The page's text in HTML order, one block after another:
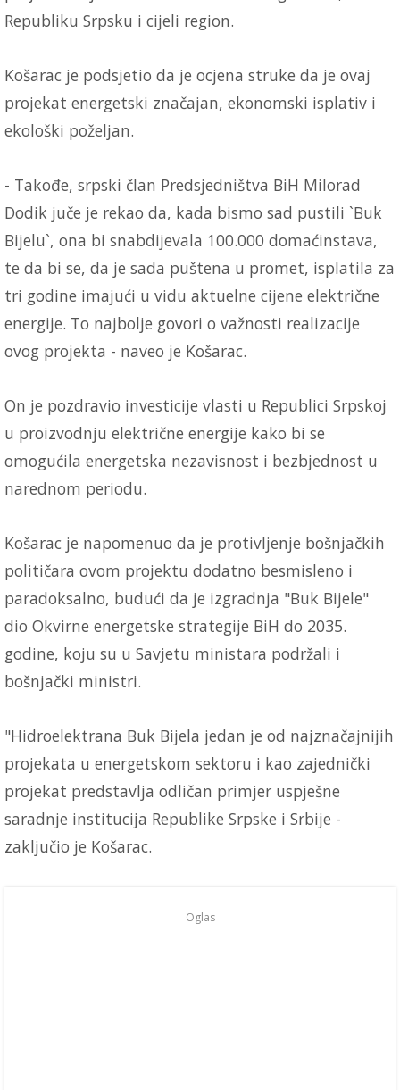
Republiku Srpsku i cijeli region.
Košarac je podsjetio da je ocjena struke da je ovaj
projekat energetski značajan, ekonomski isplativ i
ekološki poželjan.
- Takođe, srpski član Predsjedništva BiH Milorad
Dodik juče je rekao da, kada bismo sad pustili `Buk
Bijelu`, ona bi snabdijevala 100.000 domaćinstava,
te da bi se, da je sada puštena u promet, isplatila za
tri godine imajući u vidu aktuelne cijene električne
energije. To najbolje govori o važnosti realizacije
ovog projekta - naveo je Košarac.
On je pozdravio investicije vlasti u Republici Srpskoj
u proizvodnju električne energije kako bi se
omogućila energetska nezavisnost i bezbjednost u
narednom periodu.
Košarac je napomenuo da je protivljenje bošnjačkih
političara ovom projektu dodatno besmisleno i
paradoksalno, budući da je izgradnja "Buk Bijele"
dio Okvirne energetske strategije BiH do 2035.
godine, koju su u Savjetu ministara podržali i
bošnjački ministri.
"Hidroelektrana Buk Bijela jedan je od najznačajnijih
projekata u energetskom sektoru i kao zajednički
projekat predstavlja odličan primjer uspješne
saradnje institucija Republike Srpske i Srbije -
zaključio je Košarac.
Oglas